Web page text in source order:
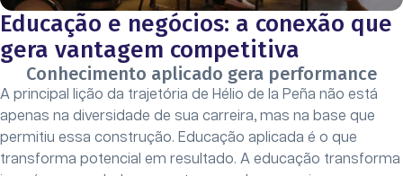
Educação e negócios: a conexão que
gera vantagem competitiva
Conhecimento aplicado gera performance
A principal lição da trajetória de Hélio de la Peña não está
apenas na diversidade de sua carreira, mas na base que
permitiu essa construção. Educação aplicada é o que
transforma potencial em resultado. A educação transforma